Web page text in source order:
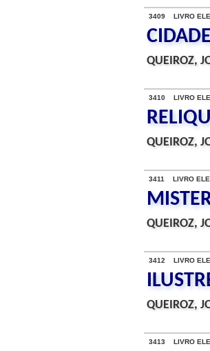
3409 LIVRO
QUEIROZ,
3410 LIVRO
QUEIROZ,
3411 LIVRO
QUEIROZ,
3412 LIVRO
QUEIROZ,
3413 LIVRO